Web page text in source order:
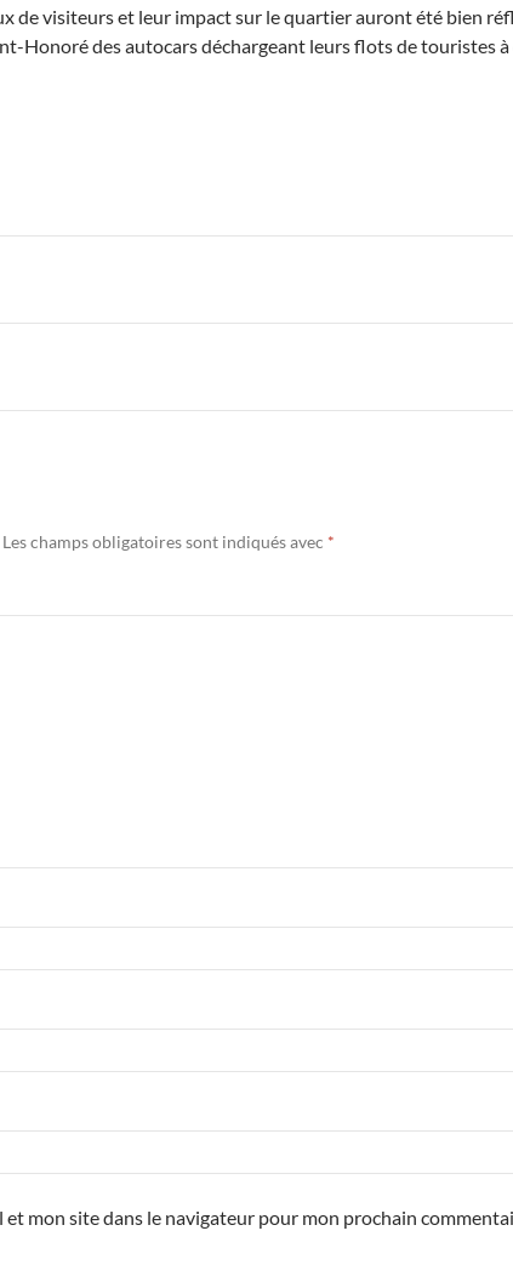
de visiteurs et leur impact sur le quartier auront été bien
Honoré des autocars déchargeant leurs flots de touristes
Les champs obligatoires sont indiqués avec *
mon site dans le navigateur pour mon prochain